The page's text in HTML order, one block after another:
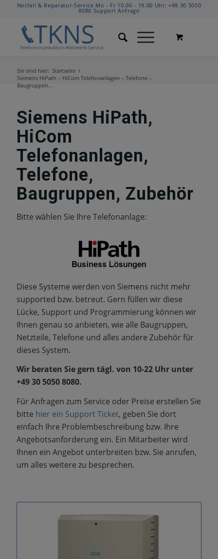
Notfall & Reparatur-Service Mo - Fr 10.00 - 19.00 Uhr:+49 30 5050
8080 Support Anfrage
Sie sind hier: Startseite /
Siemens HiPath – HiCom Telefonanlagen – Telefone –
Baugruppen...
Siemens HiPath,
HiCom
Telefonanlagen,
Telefone,
Baugruppen, Zubehör
Bitte wählen Sie Ihre Telefonanlage:
Diese Systeme werden von Siemens nicht mehr
supported bzw. betreut. Gern füllen wir diese
Lücke, Support und Programmierung können wir
Ihnen genau so anbieten, wie alle Baugruppen,
Netzteile, Telefone und alles andere Zubehör für
dieses System.
Wir beraten Sie gern tägl. von 10-22 Uhr unter
+49 30 5050 8080.
Für Anfragen zum Service oder Preise erstellen Sie
bitte hier ein Support Ticket, geben Sie dort
einfach Ihre Problembeschreibung bzw. Ihre
Angebotsanforderung ein. Ein Mitarbeiter wird
Ihnen ein Angebot unterbreiten bzw. Sie anrufen,
um alles weitere zu besprechen.